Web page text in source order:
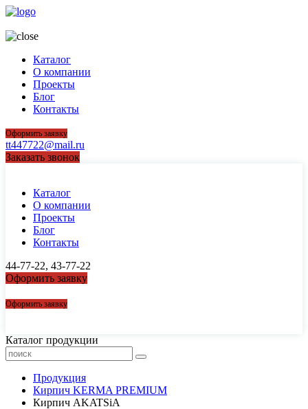
Каталог
О компании
Проекты
Блог
Контакты
Оформить заявку
tt447722@mail.ru
Заказать звонок
Каталог
О компании
Проекты
Блог
Контакты
44-77-22, 43-77-22
Оформить заявку
Оформить заявку
Каталог продукции
Продукция
Кирпич KERMA PREMIUM
Кирпич AKATSiA